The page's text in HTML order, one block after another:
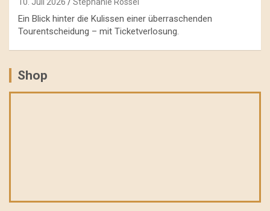
Ein Blick hinter die Kulissen einer überraschenden
Tourentscheidung – mit Ticketverlosung.
Shop